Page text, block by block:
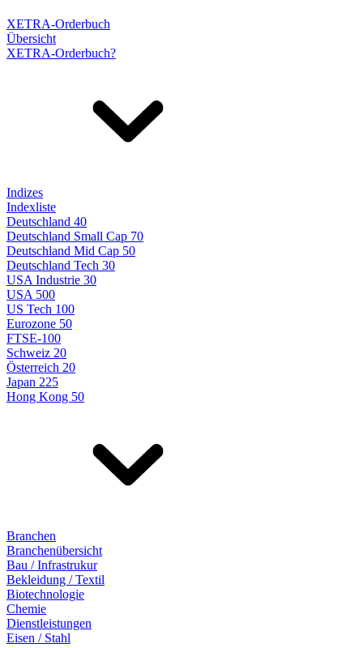
XETRA-Orderbuch
Übersicht
XETRA-Orderbuch?
Indizes
Indexliste
Deutschland 40
Deutschland Small Cap 70
Deutschland Mid Cap 50
Deutschland Tech 30
USA Industrie 30
USA 500
US Tech 100
Eurozone 50
FTSE-100
Schweiz 20
Österreich 20
Japan 225
Hong Kong 50
Branchen
Branchenübersicht
Bau / Infrastrukur
Bekleidung / Textil
Biotechnologie
Chemie
Dienstleistungen
Eisen / Stahl